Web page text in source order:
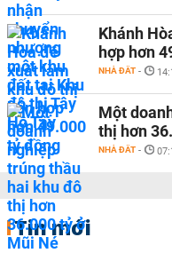
Khánh
hợp hơn
NHÀ ĐẤT -
Một
thị hơn
NHÀ ĐẤT -
Tin mới